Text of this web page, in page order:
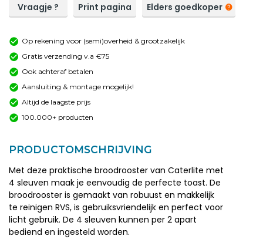
Vraagje ? Print pagina Elders goedkoper
Op rekening voor (semi)overheid & grootzakelijk
Gratis verzending v.a €75
Ook achteraf betalen
Aansluiting & montage mogelijk!
Altijd de laagste prijs
100.000+ producten
PRODUCTOMSCHRIJVING
Met deze praktische broodrooster van Caterlite met
4 sleuven maak je eenvoudig de perfecte toast. De
broodrooster is gemaakt van robuust en makkelijk
te reinigen RVS, is gebruiksvriendelijk en perfect voor
licht gebruik. De 4 sleuven kunnen per 2 apart
bediend en ingesteld worden.